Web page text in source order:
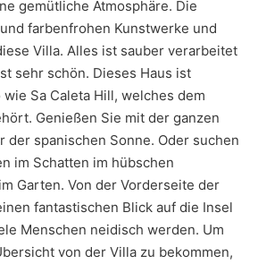
gemütliche Atmosphäre. Die
farbenfrohen Kunstwerke und
Villa. Alles ist sauber verarbeitet
sehr schön. Dieses Haus ist
Sa Caleta Hill, welches dem
Genießen Sie mit der ganzen
der spanischen Sonne. Oder suchen
im Schatten im hübschen
Garten. Von der Vorderseite der
fantastischen Blick auf die Insel
Menschen neidisch werden. Um
von der Villa zu bekommen,